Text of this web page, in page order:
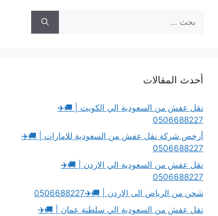
عن:
أحدث المقالات
نقل عفش من السعودية الي الكويت | 🚚✈️
0506688227
أرخص شركة نقل عفش من السعودية للامارات | 🚚✈️
0506688227
نقل عفش من السعودية الي الاردن | 🚚✈️
0506688227
شحن من الرياض الى الاردن | 🚚✈️0506688227
نقل عفش من السعودية الي سلطنة عمان | 🚚✈️